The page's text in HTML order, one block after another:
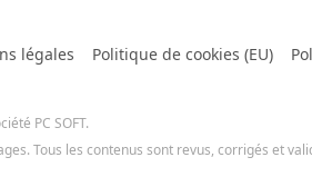
légales Politique de cookies (EU)
PC SOFT.
Tous les contenus sont revus, corrigés et